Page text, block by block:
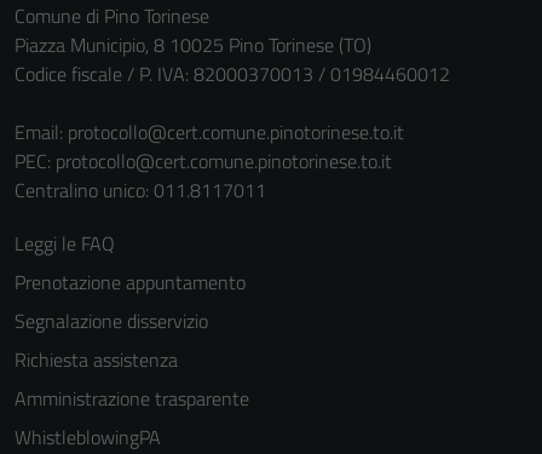
Comune di Pino Torinese
Piazza Municipio, 8 10025 Pino Torinese (TO)
Codice fiscale / P. IVA: 82000370013 / 01984460012
Email: protocollo@cert.comune.pinotorinese.to.it
PEC: protocollo@cert.comune.pinotorinese.to.it
Centralino unico: 011.8117011
Leggi le FAQ
Prenotazione appuntamento
Segnalazione disservizio
Richiesta assistenza
Amministrazione trasparente
WhistleblowingPA